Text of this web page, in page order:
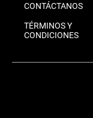
CONTÁCTANOS
TÉRMINOS Y
CONDICIONES